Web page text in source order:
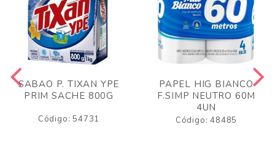
SABAO P. TIXAN YPE
PRIM SACHE 800G
Código: 54731
PAPEL HIG BIANCO
F.SIMP NEUTRO 60M
4UN
Código: 48485